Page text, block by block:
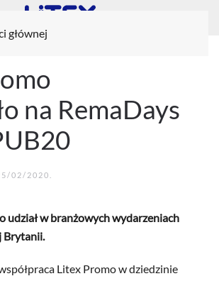
głównej
na RemaDays
02/2020
udział w branżowych wydarzeniach
Brytanii.
Litex Promo w dziedzinie